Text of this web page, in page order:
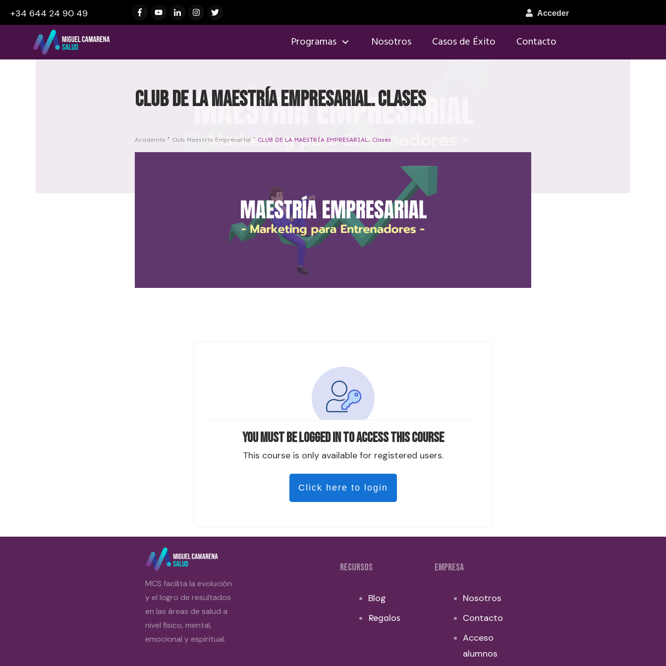
+34 644 24 90 49 Acceder
Programas Nosotros Casos de Éxito Contacto
CLUB DE LA MAESTRÍA EMPRESARIAL. Clases
Academia Club Maestría Empresarial CLUB DE LA MAESTRÍA EMPRESARIAL. Clases
You must be logged in to access this course
This course is only available for registered users.
Click here to login
MCS facilita la evolución
y el logro de resultados
en las áreas de salud a
nivel físico, mental,
emocional y espiritual.
RECURSOS
Blog
Regalos
EMPRESA
Nosotros
Contacto
Acceso
alumnos